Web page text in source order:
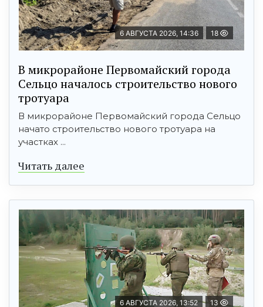
6 АВГУСТА 2026, 14:36 18
В микрорайоне Первомайский города
Сельцо началось строительство нового
тротуара
В микрорайоне Первомайский города Сельцо
начато строительство нового тротуара на
участках ...
Читать далее
6 АВГУСТА 2026, 13:52 13